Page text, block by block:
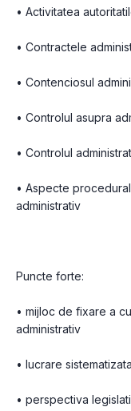
• Activitatea
• Contractele
• Contenciosul
• Controlul asupra
• Controlul
• Aspecte
administrativ
Puncte forte:
• mijloc de fixare a
administrativ
• lucrare
• perspectiva